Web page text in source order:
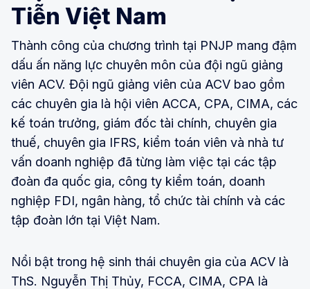
Tiễn Việt Nam
Thành công của chương trình tại PNJP mang đậm
dấu ấn năng lực chuyên môn của đội ngũ giảng
viên ACV. Đội ngũ giảng viên của ACV bao gồm
các chuyên gia là hội viên ACCA, CPA, CIMA, các
kế toán trưởng, giám đốc tài chính, chuyên gia
thuế, chuyên gia IFRS, kiểm toán viên và nhà tư
vấn doanh nghiệp đã từng làm việc tại các tập
đoàn đa quốc gia, công ty kiểm toán, doanh
nghiệp FDI, ngân hàng, tổ chức tài chính và các
tập đoàn lớn tại Việt Nam.
Nổi bật trong hệ sinh thái chuyên gia của ACV là
ThS. Nguyễn Thị Thủy, FCCA, CIMA, CPA là